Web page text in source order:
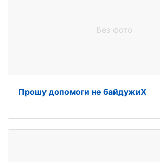
Без фото
Прошу допомоги не байдужиХ